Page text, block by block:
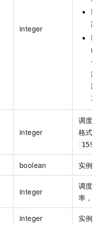
integer
取
取
n
例
integer
调度
格式
boolean 实例
integer
调度
率，
integer 实例